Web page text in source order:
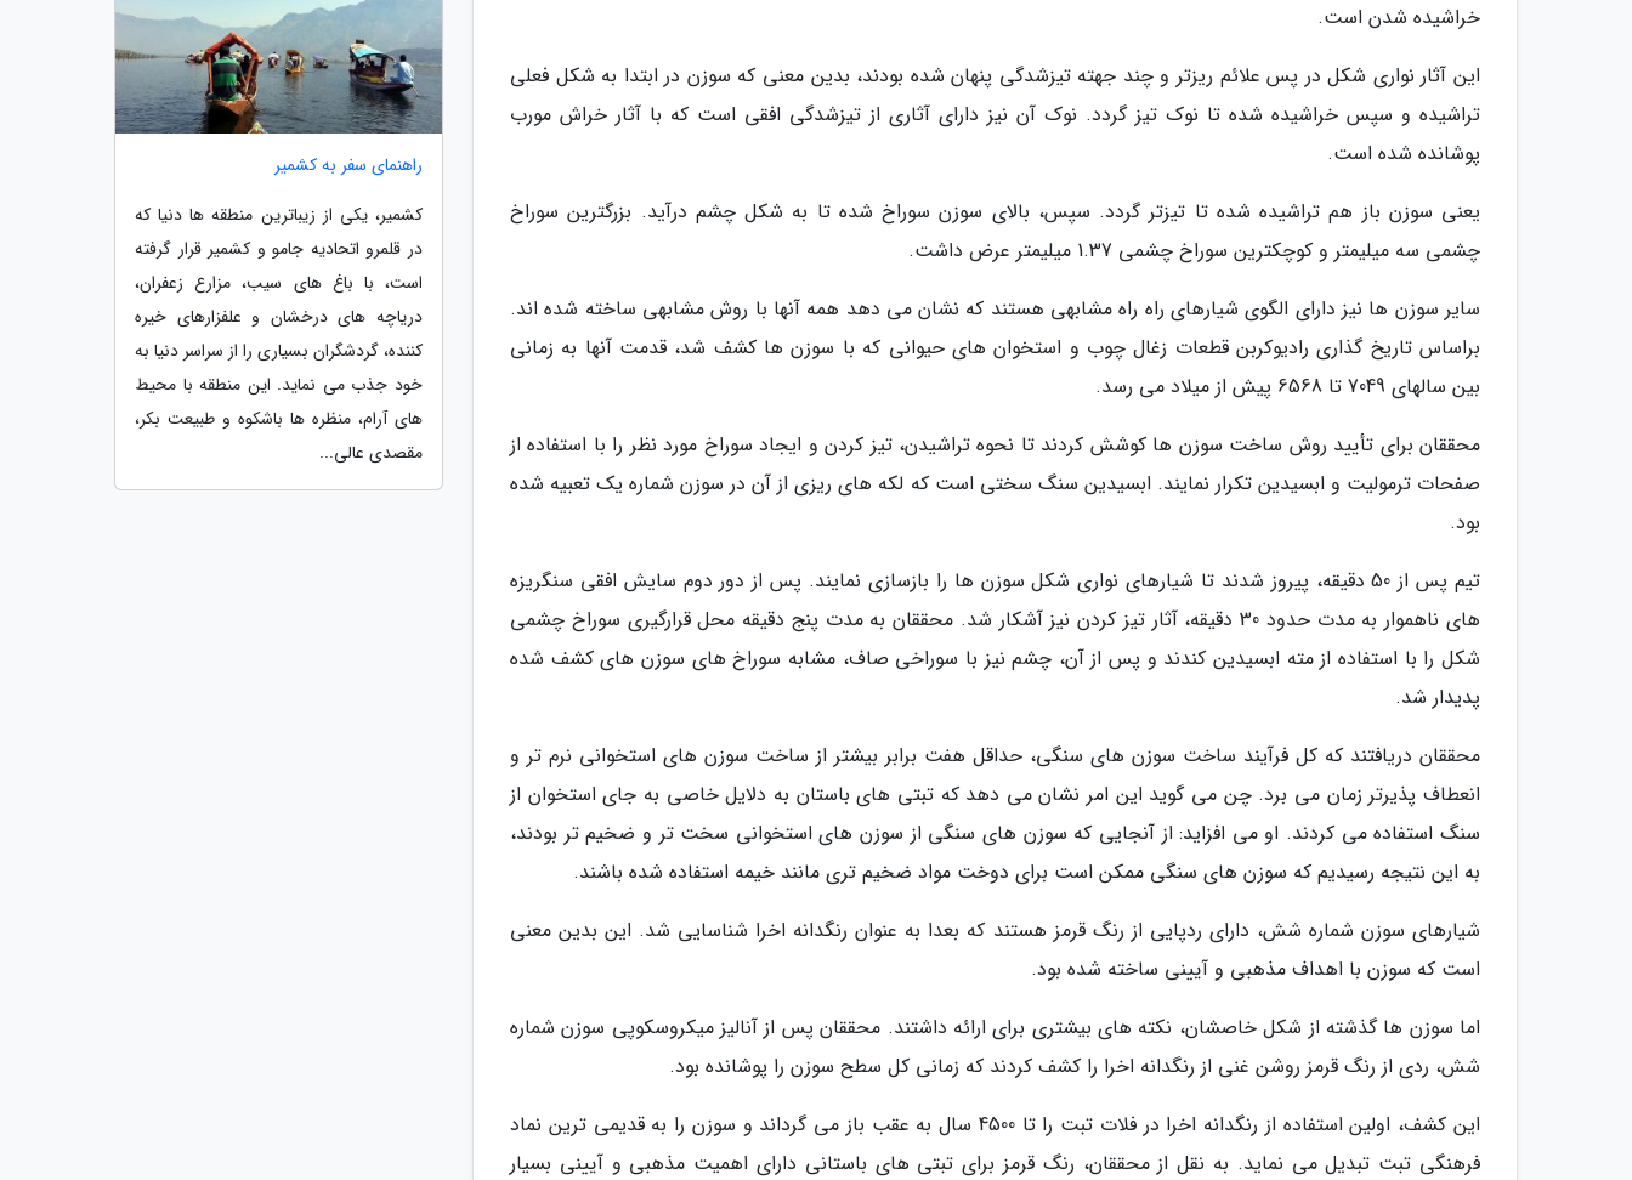
خراشیده شدن است.
این آثار نواری شکل در پس علائم ریزتر و چند جهته تیزشدگی پنهان شده بودند، بدین معنی که سوزن در ابتدا به شکل فعلی
تراشیده و سپس خراشیده شده تا نوک تیز گردد. نوک آن نیز دارای آثاری از تیزشدگی افقی است که با آثار خراش مورب
پوشانده شده است.
یعنی سوزن باز هم تراشیده شده تا تیزتر گردد. سپس، بالای سوزن سوراخ شده تا به شکل چشم درآید. بزرگترین سوراخ
چشمی سه میلیمتر و کوچکترین سوراخ چشمی 1.37 میلیمتر عرض داشت.
سایر سوزن ها نیز دارای الگوی شیارهای راه راه مشابهی هستند که نشان می دهد همه آنها با روش مشابهی ساخته شده اند.
براساس تاریخ گذاری رادیوکربن قطعات زغال چوب و استخوان های حیوانی که با سوزن ها کشف شد، قدمت آنها به زمانی
بین سالهای 7049 تا 6568 پیش از میلاد می رسد.
محققان برای تأیید روش ساخت سوزن ها کوشش کردند تا نحوه تراشیدن، تیز کردن و ایجاد سوراخ مورد نظر را با استفاده از
صفحات ترمولیت و ابسیدین تکرار نمایند. ابسیدین سنگ سختی است که لکه های ریزی از آن در سوزن شماره یک تعبیه شده
بود.
تیم پس از 50 دقیقه، پیروز شدند تا شیارهای نواری شکل سوزن ها را بازسازی نمایند. پس از دور دوم سایش افقی سنگریزه
های ناهموار به مدت حدود 30 دقیقه، آثار تیز کردن نیز آشکار شد. محققان به مدت پنج دقیقه محل قرارگیری سوراخ چشمی
شکل را با استفاده از مته ابسیدین کندند و پس از آن، چشم نیز با سوراخی صاف، مشابه سوراخ های سوزن های کشف شده
پدیدار شد.
محققان دریافتند که کل فرآیند ساخت سوزن های سنگی، حداقل هفت برابر بیشتر از ساخت سوزن های استخوانی نرم تر و
انعطاف پذیرتر زمان می برد. چن می گوید این امر نشان می دهد که تبتی های باستان به دلایل خاصی به جای استخوان از
سنگ استفاده می کردند. او می افزاید: از آنجایی که سوزن های سنگی از سوزن های استخوانی سخت تر و ضخیم تر بودند،
به این نتیجه رسیدیم که سوزن های سنگی ممکن است برای دوخت مواد ضخیم تری مانند خیمه استفاده شده باشند.
شیارهای سوزن شماره شش، دارای ردپایی از رنگ قرمز هستند که بعدا به عنوان رنگدانه اخرا شناسایی شد. این بدین معنی
است که سوزن با اهداف مذهبی و آیینی ساخته شده بود.
اما سوزن ها گذشته از شکل خاصشان، نکته های بیشتری برای ارائه داشتند. محققان پس از آنالیز میکروسکوپی سوزن شماره
شش، ردی از رنگ قرمز روشن غنی از رنگدانه اخرا را کشف کردند که زمانی کل سطح سوزن را پوشانده بود.
این کشف، اولین استفاده از رنگدانه اخرا در فلات تبت را تا 4500 سال به عقب باز می گرداند و سوزن را به قدیمی ترین نماد
فرهنگی تبت تبدیل می نماید. به نقل از محققان، رنگ قرمز برای تبتی های باستانی دارای اهمیت مذهبی و آیینی بسیار
راهنمای سفر به کشمیر
کشمیر، یکی از زیباترین منطقه ها دنیا که
در قلمرو اتحادیه جامو و کشمیر قرار گرفته
است، با باغ های سیب، مزارع زعفران،
دریاچه های درخشان و علفزارهای خیره
کننده، گردشگران بسیاری را از سراسر دنیا به
خود جذب می نماید. این منطقه با محیط
های آرام، منظره ها باشکوه و طبیعت بکر،
مقصدی عالی...